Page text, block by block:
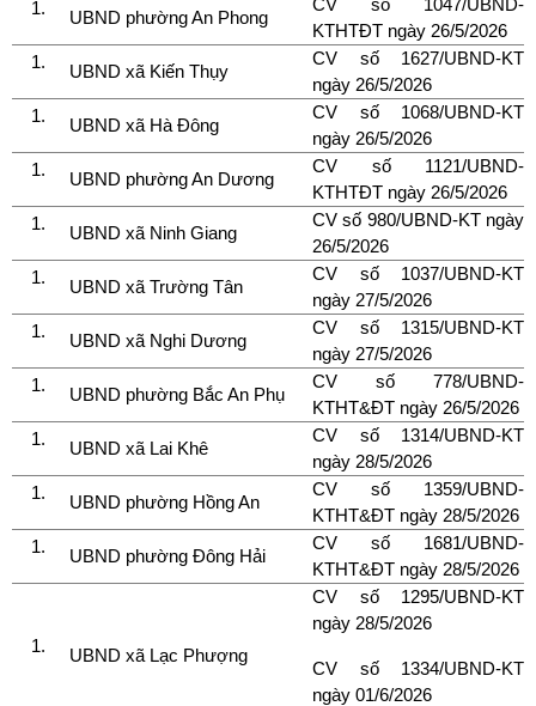
UBND phường An Phong
KTHTĐT ngày 26/5/2026
UBND xã Kiến Thụy
CV số 1627/UBND-KT
ngày 26/5/2026
UBND xã Hà Đông
CV số 1068/UBND-KT
ngày 26/5/2026
UBND phường An Dương
CV số 1121/UBND-
KTHTĐT ngày 26/5/2026
UBND xã Ninh Giang
CV số 980/UBND-KT ngày
26/5/2026
UBND xã Trường Tân
CV số 1037/UBND-KT
ngày 27/5/2026
UBND xã Nghi Dương
CV số 1315/UBND-KT
ngày 27/5/2026
UBND phường Bắc An Phụ
CV số 778/UBND-
KTHT&ĐT ngày 26/5/2026
UBND xã Lai Khê
CV số 1314/UBND-KT
ngày 28/5/2026
UBND phường Hồng An
CV số 1359/UBND-
KTHT&ĐT ngày 28/5/2026
UBND phường Đông Hải
CV số 1681/UBND-
KTHT&ĐT ngày 28/5/2026
UBND xã Lạc Phượng
CV số 1295/UBND-KT
ngày 28/5/2026
CV số 1334/UBND-KT
ngày 01/6/2026